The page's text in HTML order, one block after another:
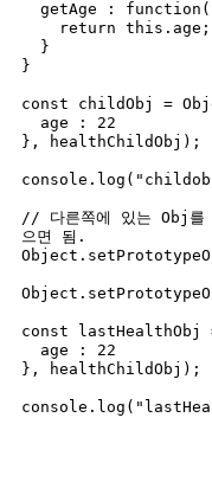
}
const childObj =
}, healthChildObj);
// 다른쪽에 있는 Obj
으면 됨.
const lastHealthObj
}, healthChildObj);